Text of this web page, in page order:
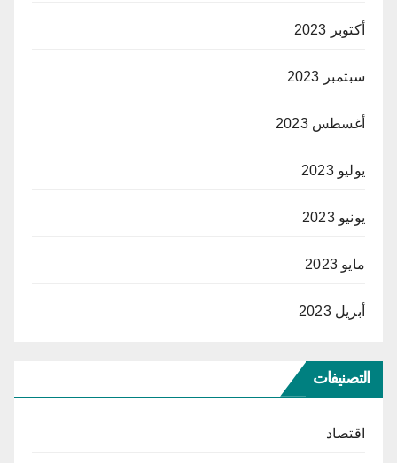
أكتوبر 2023
سبتمبر 2023
أغسطس 2023
يوليو 2023
يونيو 2023
مايو 2023
أبريل 2023
التصنيفات
اقتصاد